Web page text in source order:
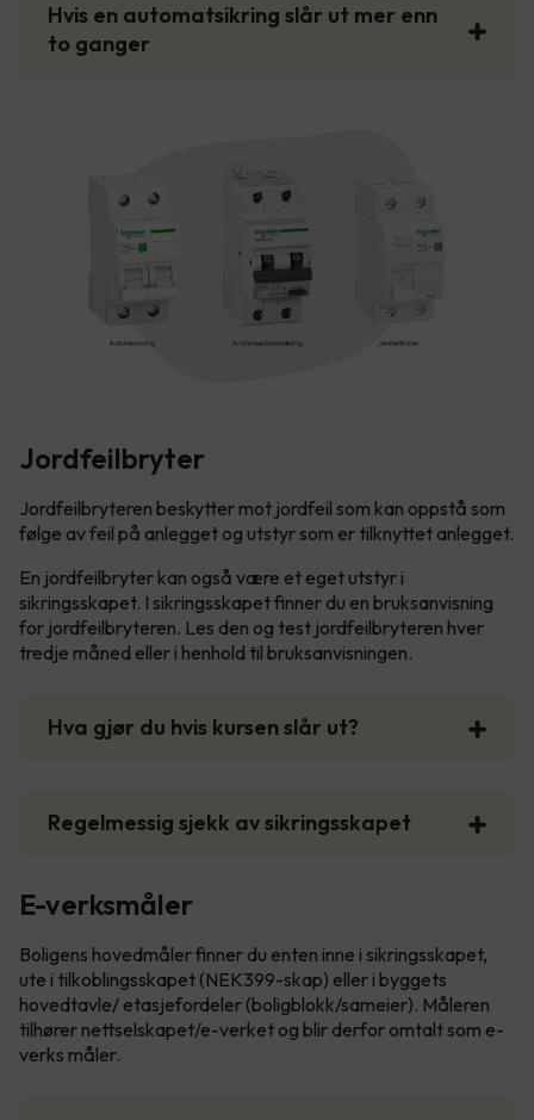
Hvis en automatsikring slår ut mer enn
to ganger
Jordfeilbryter
Jordfeilbryteren beskytter mot jordfeil som kan oppstå som
følge av feil på anlegget og utstyr som er tilknyttet anlegget.
En jordfeilbryter kan også være et eget utstyr i
sikringsskapet. I sikringsskapet finner du en bruksanvisning
for jordfeilbryteren. Les den og test jordfeilbryteren hver
tredje måned eller i henhold til bruksanvisningen.
Hva gjør du hvis kursen slår ut?
Regelmessig sjekk av sikringsskapet
E-verksmåler
Boligens hovedmåler finner du enten inne i sikringsskapet,
ute i tilkoblingsskapet (NEK399-skap) eller i byggets
hovedtavle/ etasjefordeler (boligblokk/sameier). Måleren
tilhører nettselskapet/e-verket og blir derfor omtalt som e-
verks måler.